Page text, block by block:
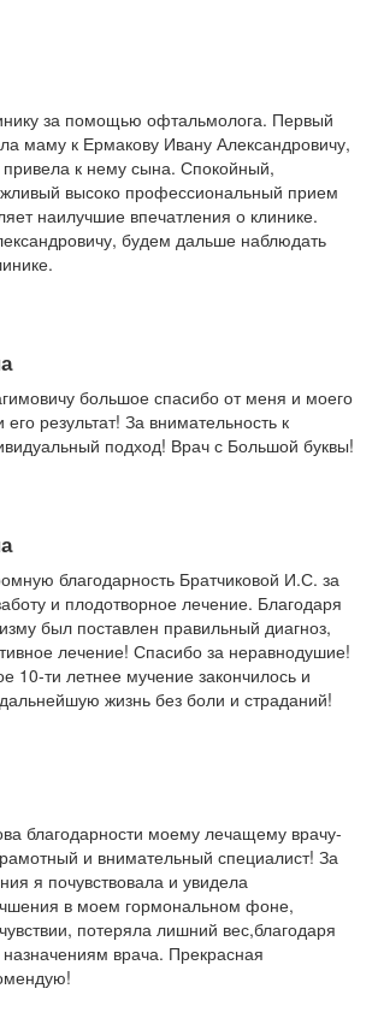
за помощью офтальмолога. Первый
маму к Ермакову Ивану Александровичу,
к нему сына. Спокойный,
высоко профессиональный прием
наилучшие впечатления о клинике.
будем дальше наблюдать
большое спасибо от меня и моего
результат! За внимательность к
подход! Врач с Большой буквы!
благодарность Братчиковой И.С. за
и плодотворное лечение. Благодаря
был поставлен правильный диагноз,
лечение! Спасибо за неравнодушие!
10-ти летнее мучение закончилось и
жизнь без боли и страданий!
благодарности моему лечащему врачу-
и внимательный специалист! За
я почувствовала и увидела
в моем гормональном фоне,
потеряла лишний вес,благодаря
врача. Прекрасная